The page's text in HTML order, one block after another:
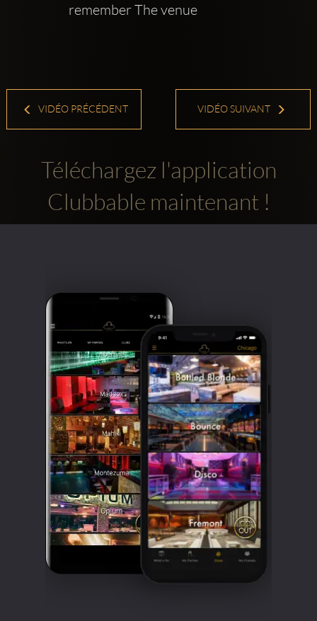
remember The venue
VIDÉO PRÉCÉDENT VIDÉO SUIVANT
Téléchargez l'application
Clubbable maintenant !